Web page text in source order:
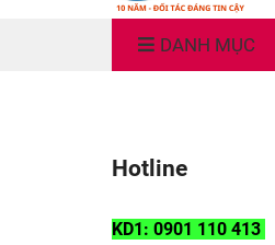
DANH MỤC
Hotline
KD1: 0901 110 413